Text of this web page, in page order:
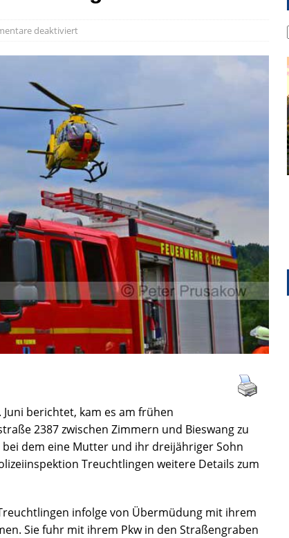
] Pappenheim erlebt Hubert Aiwanger mit Botschaften die
VERANSTALTUNGEN
] Wasserversorgung rechts der Altmühl stellt sich neu auf
deaktiviert
berichtet, kam es am frühen
2387 zwischen Zimmern und Bieswang zu
dem eine Mutter und ihr dreijähriger Sohn
Treuchtlingen weitere Details zum
infolge von Übermüdung mit ihrem
Sie fuhr mit ihrem Pkw in den Straßengraben